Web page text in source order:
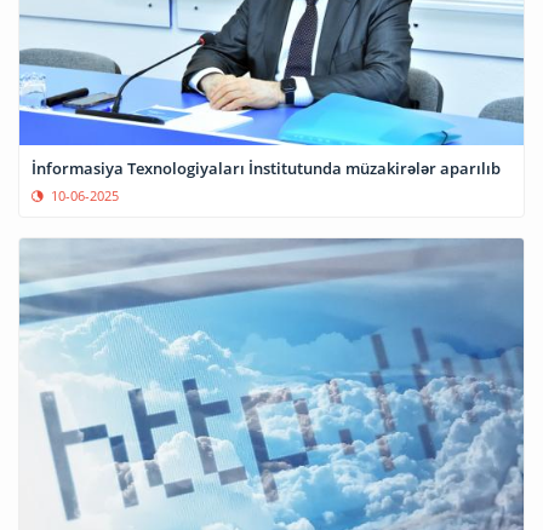
İnformasiya Texnologiyaları İnstitutunda müzakirələr aparılıb
10-06-2025